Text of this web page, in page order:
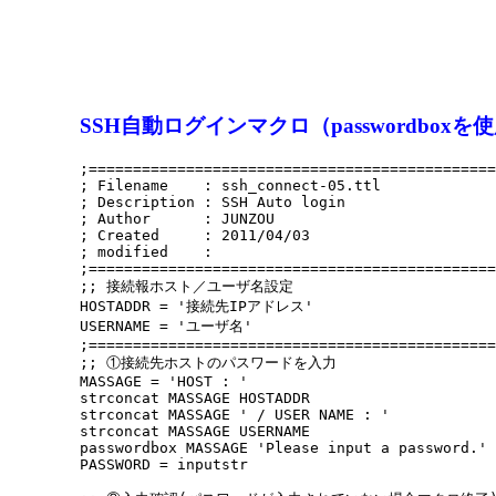
SSH自動ログインマクロ（passwordboxを使
; Filename    : ssh_connect-05.ttl
; Description : SSH Auto login
; Author      : JUNZOU
; Created     : 2011/04/03
; modified    :
;; 接続報ホスト／ユーザ名設定
HOSTADDR = '接続先IPアドレス'
USERNAME = 'ユーザ名'
;; ①接続先ホストのパスワードを入力
MASSAGE = 'HOST : '
strconcat MASSAGE HOSTADDR
strconcat MASSAGE ' / USER NAME : '
strconcat MASSAGE USERNAME
passwordbox MASSAGE 'Please input a password.'
PASSWORD = inputstr